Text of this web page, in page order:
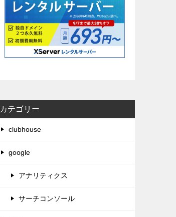
カテゴリー
clubhouse
google
アナリティクス
サーチコンソール